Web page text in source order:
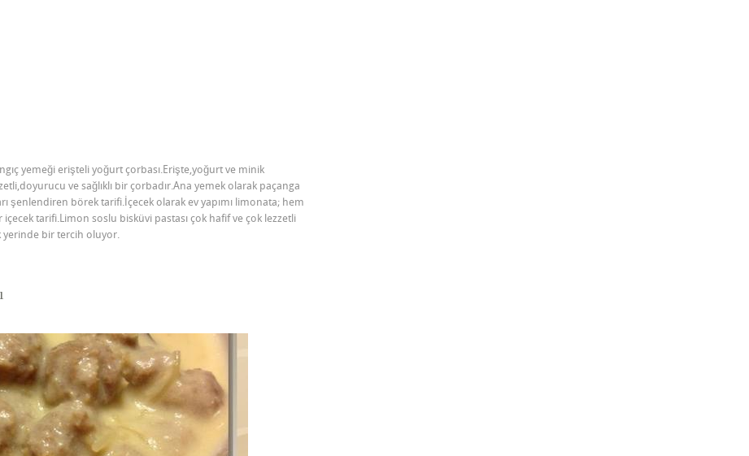
yemeği erişteli yoğurt çorbası.Erişte,yoğurt ve minik
ve sağlıklı bir çorbadır.Ana yemek olarak paçanga
şenlendiren börek tarifi.İçecek olarak ev yapımı limonata; hem
içecek tarifi.Limon soslu bisküvi pastası çok hafif ve çok lezzetli
yerinde bir tercih oluyor.